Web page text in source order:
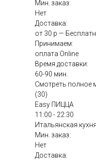
Мин. заказ:
Нет
Доставка:
от 30 р —
Принимаем:
оплата Online
Время доставки:
60-90 мин.
Смотреть полное
(30)
Easy ПИЦЦА
11:00 - 22:30
Итальянская кухня
Мин. заказ:
Нет
Доставка: